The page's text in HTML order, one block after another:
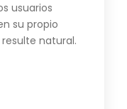
usuarios
su propio
natural.